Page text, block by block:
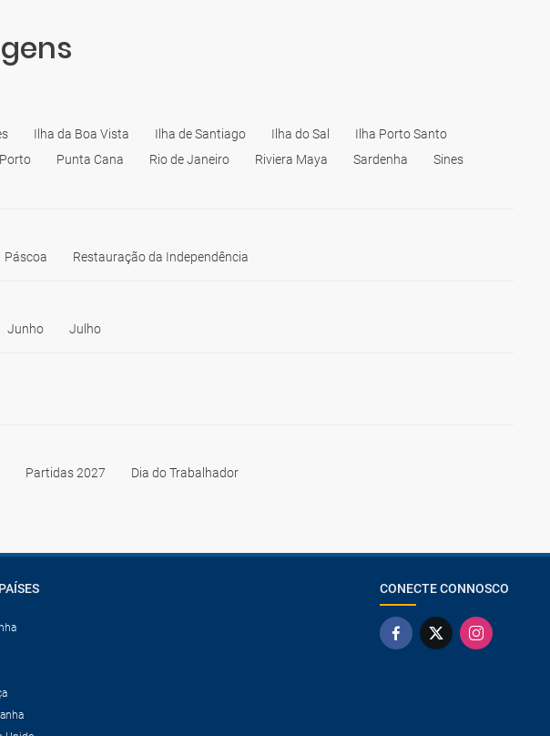
Ilha da Boa Vista Ilha de Santiago Ilha do Sal
Ilha Porto Santo
Porto Punta Cana Rio de Janeiro Riviera Maya Sardenha
Sines
Páscoa Restauração da Independência
Junho Julho
Partidas 2027 Dia do Trabalhador
CONECTE CONNOSCO